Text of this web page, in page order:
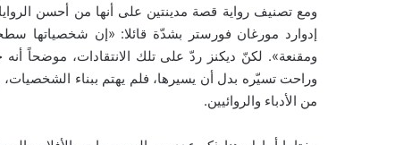
ومع تصنيف رواية قصة مدينتين على أنها من أحسن الروايات
إدوارد مورغان فورستر بشدّة قائلا: «إن شخصياتها
ومقنعة». لكنّ ديكنز ردّ على تلك الانتقادات، موضحاً
وراحت تسيّره بدل أن يسيرها، فلم يهتم ببناء الشخصيات،
من الأدباء والروائيين.